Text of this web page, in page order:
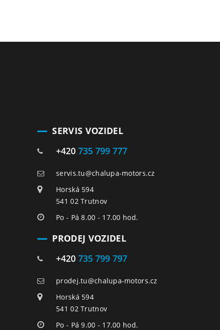
SERVIS VOZIDEL
+420 735 799 777
servis.tu@chalupa-motors.cz
Horská 594
541 02 Trutnov
Po - Pá 8.00 - 17.00 hod.
PRODEJ VOZIDEL
+420 735 799 797
prodej.tu@chalupa-motors.cz
Horská 594
541 02 Trutnov
Po - Pá 9.00 - 17.00 hod.